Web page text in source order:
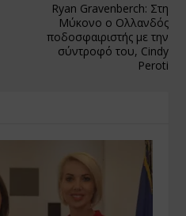
Ryan Gravenberch: Στη
Μύκονο ο Ολλανδός
ποδοσφαιριστής με την
σύντροφό του, Cindy
Peroti